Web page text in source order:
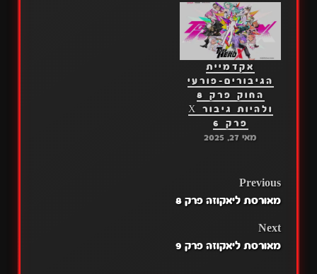
אקדמיית
הגיבורים-פורעי
החוק פרק 8
ולהיות גיבור X
פרק 6
מאי 27, 2025
POST
Previous
מאורסת ליאקוזה פרק 8
Next
מאורסת ליאקוזה פרק 9